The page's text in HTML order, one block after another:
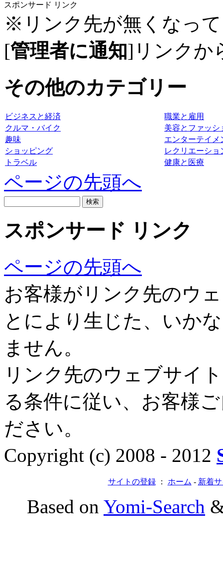
スポンサード リンク
※リンク先が無くなっ
[管理者に通知]リンクか
その他のカテゴリー
ビジネスと経済
職業と雇用
クルマ・バイク
美容とファッシ
趣味
エンターテイメ
ショッピング
レクリエーショ
トラベル
健康と医療
ページの先頭へ
スポンサード リンク
ページの先頭へ
お客様がリンク先のウ
とにより生じた、いか
ません。
リンク先のウェブサイ
る条件に従い、お客様
ださい。
Copyright (c) 2008 - 2012
サイトの登録： ホーム - 新着
Based on Yomi-Search